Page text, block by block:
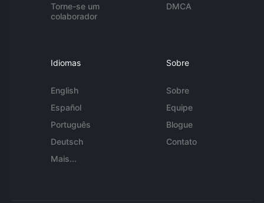
Torne-se um
colaborador
DMCA
Idiomas
English
Español
Português
Deutsch
Mais...
Sobre
Sobre
Equipe
Blogue
Contato